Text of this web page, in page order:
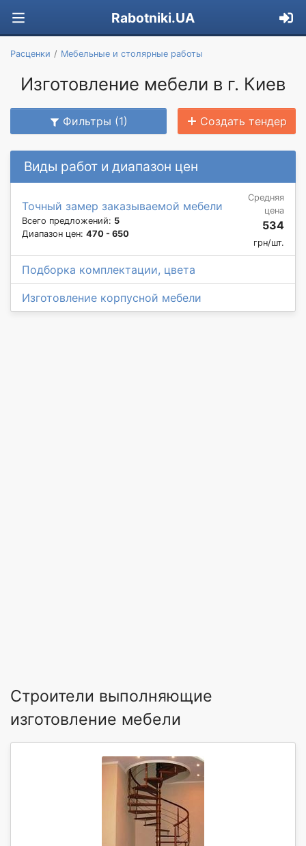
Rabotniki.UA
Расценки Мебельные и столярные работы
Изготовление мебели в г. Киев
Фильтры (1) Создать тендер
Виды работ и диапазон цен
Точный замер заказываемой мебели
Всего предложений: 5
Диапазон цен: 470 - 650
Средняя
цена
534
грн/шт.
Подборка комплектации, цвета
Изготовление корпусной мебели
Строители выполняющие
изготовление мебели